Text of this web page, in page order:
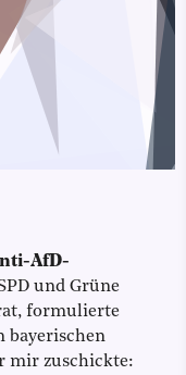
AfD-
und Grüne
formulierte
bayerischen
mir zuschickte: